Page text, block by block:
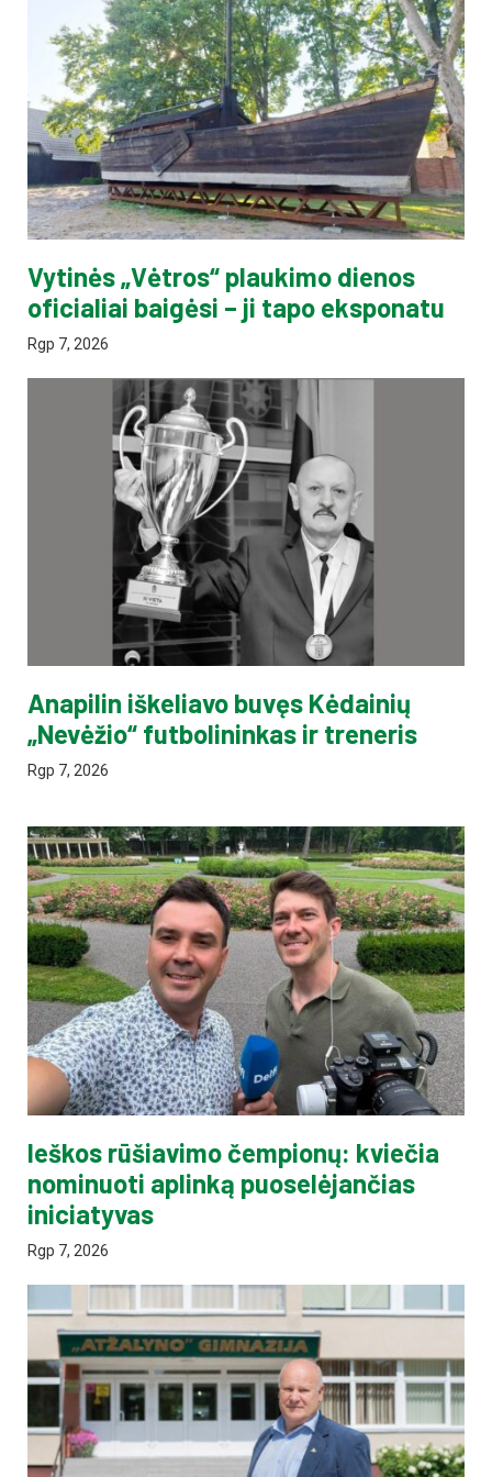
Vytinės „Vėtros“ plaukimo dienos
oficialiai baigėsi – ji tapo eksponatu
Rgp 7, 2026
Anapilin iškeliavo buvęs Kėdainių
„Nevėžio“ futbolininkas ir treneris
Rgp 7, 2026
Ieškos rūšiavimo čempionų: kviečia
nominuoti aplinką puoselėjančias
iniciatyvas
Rgp 7, 2026